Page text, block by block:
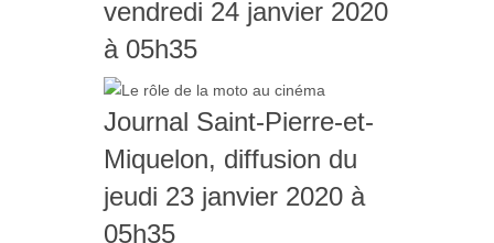
vendredi 24 janvier 2020
à 05h35
Journal Saint-Pierre-et-
Miquelon, diffusion du
jeudi 23 janvier 2020 à
05h35